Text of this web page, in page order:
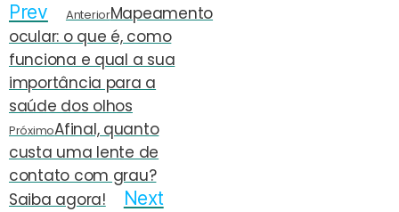
Prev AnteriorMapeamento
ocular: o que é, como
funciona e qual a sua
importância para a
saúde dos olhos
PróximoAfinal, quanto
custa uma lente de
contato com grau?
Saiba agora!
Next